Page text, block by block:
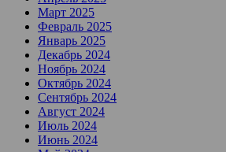
Март 2025
Февраль 2025
Январь 2025
Декабрь 2024
Ноябрь 2024
Октябрь 2024
Сентябрь 2024
Август 2024
Июль 2024
Июнь 2024